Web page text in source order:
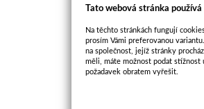
Tato webová stránka používá
Na těchto stránkách fungují
prosím Vámi preferovanou
na společnost, jejíž stránky
měli, máte možnost podat stížnost
požadavek obratem vyřešit.